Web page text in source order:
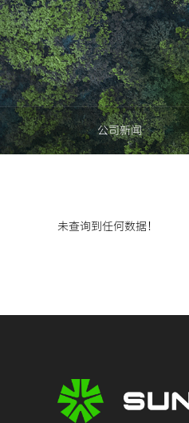
公司新闻
未查询到任何数据！